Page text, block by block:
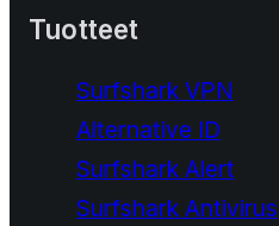
Tuotteet
Surfshark VPN
Alternative ID
Surfshark Alert
Surfshark Antivirus